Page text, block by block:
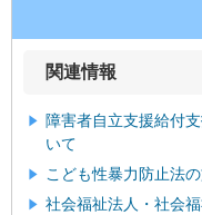
関連情報
障害者自立支援給付
いて
こども性暴力防止法
社会福祉法人・社会